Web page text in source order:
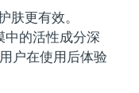
更有效。
中的活性成分深
户在使用后体验
预计送达日期